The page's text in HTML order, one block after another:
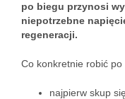
po biegu przynosi
niepotrzebne
regeneracji.
Co konkretnie robić
najpierw skup